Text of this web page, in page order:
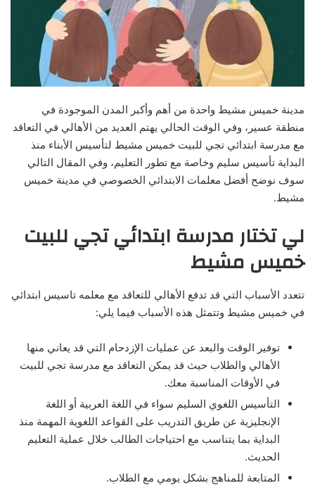
مدينة خميس مشيط واحدة من أهم وأكبر المدن الموجودة في
منطقة عسير، وفي الوقت الحالي يهتم العديد من الأهالي في التعاقد
مع مدرسة ابتدائي تجي للبيت خميس مشيط لتأسيس الأبناء منذ
البداية تأسيس سليم وخاصة مع تطور التعليم، وفي المقال التالي
سوف نوضح أفضل معلمات الابتدائي الخصوصي في مدينة خميس
مشيط.
لي تختار مدرسة ابتدائي تجي للبيت
خميس مشيط
تتعدد الأسباب التي قد تدفع الأهالي للتعاقد مع معلمه تاسيس ابتدائي
في خميس مشيط وتتمثل هذه الأسباب فيما يلي:
توفير الوقت والبعد عن عمليات الإزدحام التي قد يعاني منها
الأهالي والطلاب حيث قد يمكن التعاقد مع مدرسة تجي للبيت
في الأوقات المناسبة معك.
التأسيس اللغوي السليم سواء في اللغة العربية أو اللغة
الإنجليزية عن طريق التدريب على القواعد اللغوية المهمة منذ
البداية بما يتناسب مع احتياجات الطالب خلال عملية التعليم
الحديث.
المتابعة للمناهج بشكل يومي مع الطلاب.